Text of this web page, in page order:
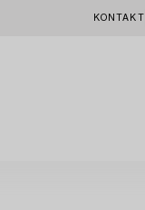
KONTAKT